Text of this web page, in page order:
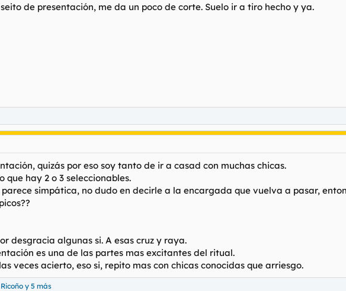
de presentación, me da un poco de corte. Suelo ir a tiro hecho y ya.
quizás por eso soy tanto de ir a casad con muchas chicas.
que hay 2 o 3 seleccionables.
simpática, no dudo en decirle a la encargada que vuelva a pasar,
desgracia algunas si. A esas cruz y raya.
es una de las partes mas excitantes del ritual.
veces acierto, eso si, repito mas con chicas conocidas que arriesgo.
Ricoño y 5 más